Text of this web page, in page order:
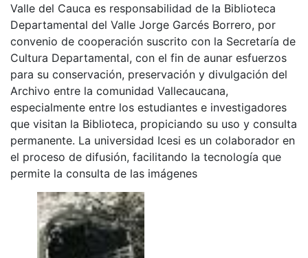
Valle del Cauca es responsabilidad de la Biblioteca
Departamental del Valle Jorge Garcés Borrero, por
convenio de cooperación suscrito con la Secretaría de
Cultura Departamental, con el fin de aunar esfuerzos
para su conservación, preservación y divulgación del
Archivo entre la comunidad Vallecaucana,
especialmente entre los estudiantes e investigadores
que visitan la Biblioteca, propiciando su uso y consulta
permanente. La universidad Icesi es un colaborador en
el proceso de difusión, facilitando la tecnología que
permite la consulta de las imágenes